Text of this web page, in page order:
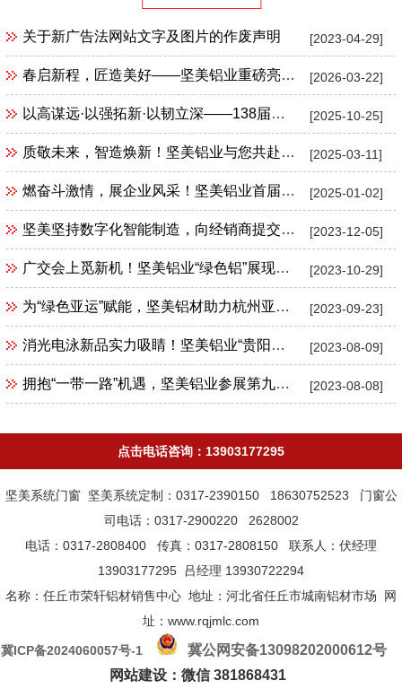
[2023-04-29]
关于新广告法网站文字及图片的作废声明
[2026-03-22]
春启新程，匠造美好——坚美铝业重磅亮相第32届门窗幕墙新产品博览会
[2025-10-25]
以高谋远·以强拓新·以韧立深——138届广交会上，坚美铝业集团引领铝业智造新浪潮
[2025-03-11]
质敬未来，智造焕新！坚美铝业与您共赴第31届门窗幕墙新产品博览会
[2025-01-02]
燃奋斗激情，展企业风采！坚美铝业首届职工健康运动会开启新年新征程
[2023-12-05]
坚美坚持数字化智能制造，向经销商提交满意成绩单
[2023-10-29]
广交会上觅新机！坚美铝业“绿色铝”展现中国铝材制造新实力！
[2023-09-23]
为“绿色亚运”赋能，坚美铝材助力杭州亚运会三大主场馆建设
[2023-08-09]
消光电泳新品实力吸睛！坚美铝业“贵阳建博会”首秀亮点纷呈
[2023-08-08]
拥抱“一带一路”机遇，坚美铝业参展第九届中国（绥芬河）国际口岸贸易博览会
点击电话咨询：13903177295
坚美系统门窗 坚美系统定制：0317-2390150 18630752523 门窗公
司电话：0317-2900220 2628002
电话：0317-2808400 传真：0317-2808150 联系人：伏经理
13903177295 吕经理 13930722294
名称：任丘市荣轩铝材销售中心 地址：河北省任丘市城南铝材市场 网
址：www.rqjmlc.com
冀ICP备2024060057号-1
冀公网安备13098202000612号
网站建设：微信 381868431